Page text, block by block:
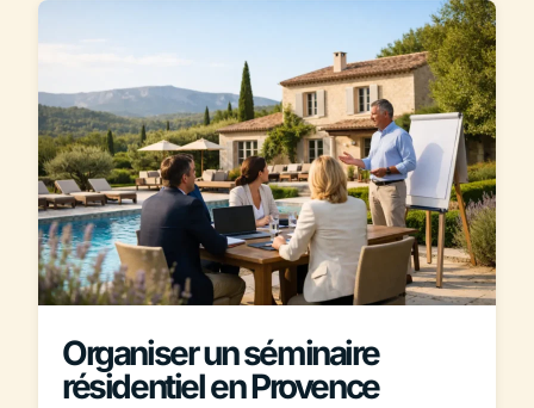
Organiser un séminaire
résidentiel en Provence